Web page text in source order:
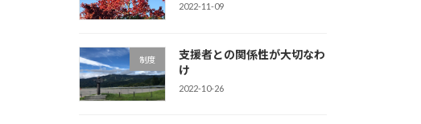
2022-11-09
制度
支援者との関係性が大切なわ
け
2022-10-26